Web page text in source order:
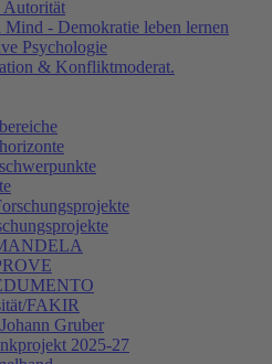
Autorität
Mind - Demokratie leben lernen
Psychologie
& Konfliktmoderat.
FAKIR
Gruber
2025-27